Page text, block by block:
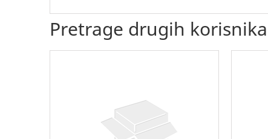
Pretrage drugih korisnika